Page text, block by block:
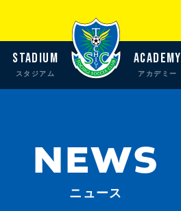
STADIUM
スタジアム
ACADEMY
アカデミー
NEWS
ニュース